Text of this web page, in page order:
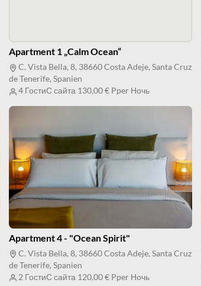
Apartment 1 „Calm Ocean“
C. Vista Bella, 8, 38660 Costa Adeje, Santa Cruz
de Tenerife, Spanien
4 ГостиС сайта 130,00 € Pper Ночь
Apartment 4 - "Ocean Spirit"
C. Vista Bella, 8, 38660 Costa Adeje, Santa Cruz
de Tenerife, Spanien
2 ГостиС сайта 120,00 € Pper Ночь